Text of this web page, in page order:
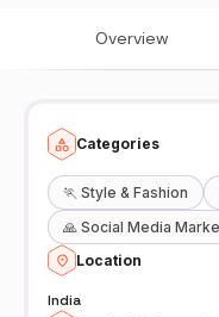
Shiva, the courage of
uplift your spirit, and
Overview
Categories
🏃 Style & Fashion
🙏 Social Media
Location
India